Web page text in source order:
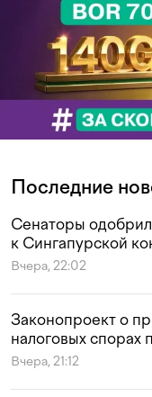
Последние
Сенаторы
к Сингапурской
Вчера, 22:02
Законопроект о
налоговых спорах
Вчера, 21:12